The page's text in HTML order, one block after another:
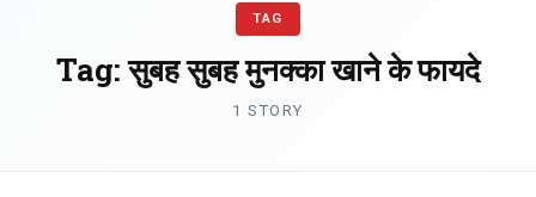
TAG
Tag:सुबह सुबह मुनक्का खाने के फायदे
1 STORY